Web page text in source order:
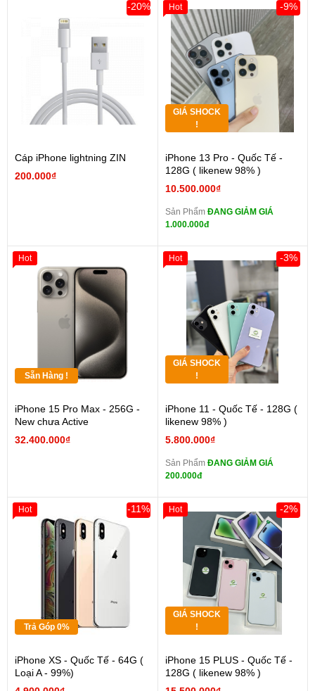
Cáp iPhone lightning ZIN
200.000₫
-20%
GIÁ SHOCK
!
iPhone 13 Pro - Quốc Tế -
128G ( likenew 98% )
10.500.000₫
-9%
Sản Phẩm ĐANG GIẢM GIÁ
1.000.000đ
Hot
Sẵn Hàng !
iPhone 15 Pro Max - 256G -
New chưa Active
32.400.000₫
Hot
GIÁ SHOCK
!
iPhone 11 - Quốc Tế - 128G (
likenew 98% )
5.800.000₫
-3%
Sản Phẩm ĐANG GIẢM GIÁ
200.000đ
Hot
Trả Góp 0%
iPhone XS - Quốc Tế - 64G (
Loại A - 99%)
-11%
Hot
GIÁ SHOCK
!
iPhone 15 PLUS - Quốc Tế -
128G ( likenew 98% )
-2%
Hot